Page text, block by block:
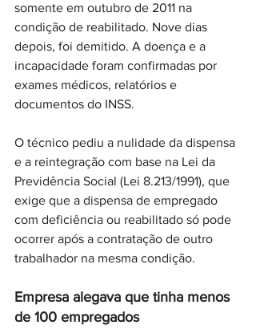
somente em outubro de 2011 na
condição de reabilitado. Nove dias
depois, foi demitido. A doença e a
incapacidade foram confirmadas por
exames médicos, relatórios e
documentos do INSS.
O técnico pediu a nulidade da dispensa
e a reintegração com base na Lei da
Previdência Social (Lei 8.213/1991), que
exige que a dispensa de empregado
com deficiência ou reabilitado só pode
ocorrer após a contratação de outro
trabalhador na mesma condição.
Empresa alegava que tinha menos
de 100 empregados